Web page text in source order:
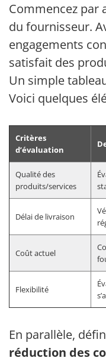
Commencez par
du fournisseur.
engagements
satisfait des
Un simple
Voici quelques
Critères
d’évaluation
Qualité des
produits/services
Délai de livraison
Coût actuel
Flexibilité
En parallèle,
réduction des